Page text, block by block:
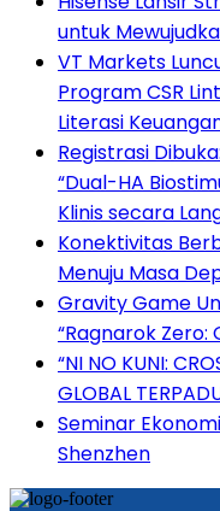
untuk
VT Markets
Program CSR
Literasi
Registrasi
“Dual-HA
Klinis secara
Konektivitas
Menuju Masa
Gravity Game
“Ragnarok Zero:
“NI NO KUNI:
GLOBAL
Seminar
Shenzhen